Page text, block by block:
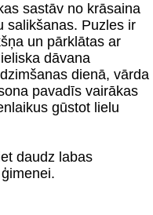
sastāv no krāsaina
salikšanas. Puzles ir
un pārklātas ar
dāvana
dienā, vārda
pavadīs vairākas
gūstot lielu
daudz labas